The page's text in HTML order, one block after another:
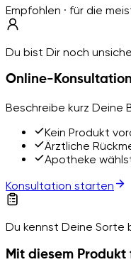
Empfohlen · für die
Du bist Dir noch
Online-
Beschreibe kurz Deine
Kein Produkt
Ärztliche
Apotheke
Konsultation starten
Du kennst Deine Sorte
Mit diesem Produkt